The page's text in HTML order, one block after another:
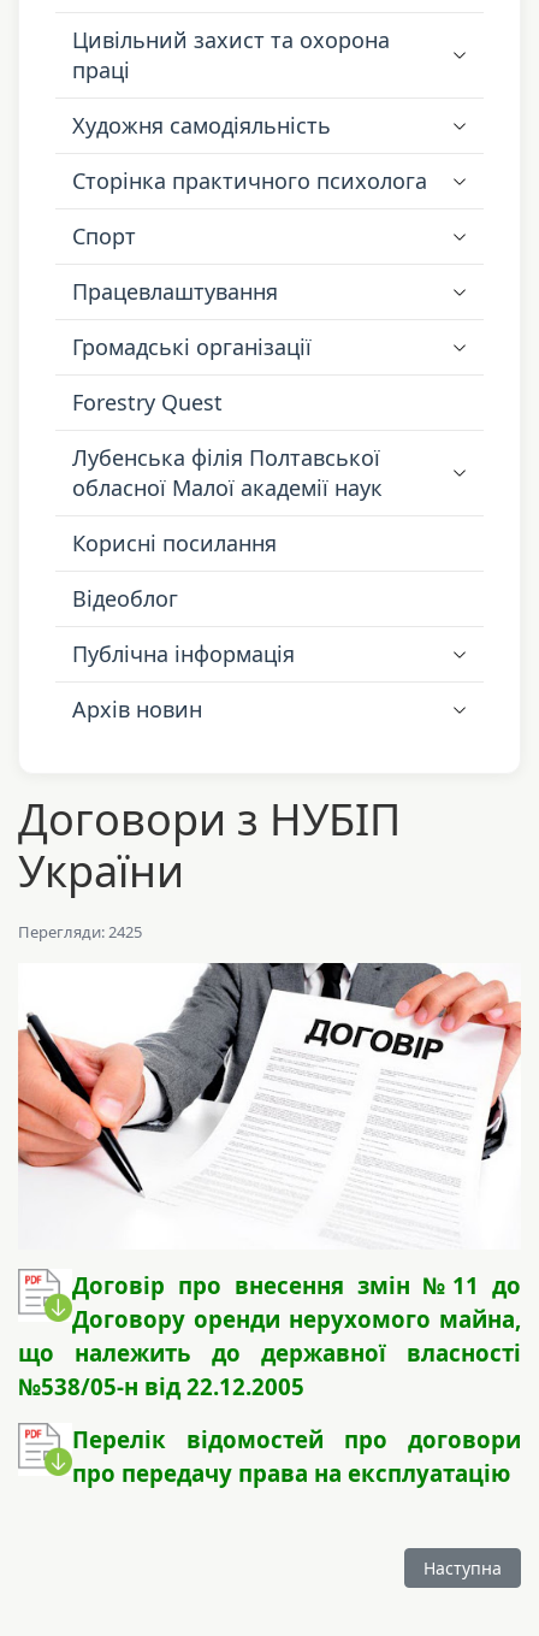
Цивільний захист та охорона
праці
Художня самодіяльність
Сторінка практичного психолога
Спорт
Працевлаштування
Громадські організації
Forestry Quest
Лубенська філія Полтавської
обласної Малої академії наук
Корисні посилання
Відеоблог
Публічна інформація
Архів новин
Договори з НУБІП
України
Перегляди: 2425
Договір про внесення змін №11 до
Договору оренди нерухомого майна,
що належить до державної власності
№538/05-н від 22.12.2005
Перелік відомостей про договори
про передачу права на експлуатацію
Наступна
Наступна